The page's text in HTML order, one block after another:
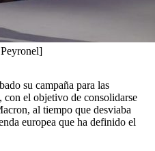
su campaña para las
con el objetivo de consolidarse
al tiempo que desviaba
europea que ha definido el